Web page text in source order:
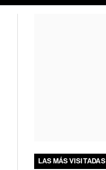
LAS MÁS VISITADAS